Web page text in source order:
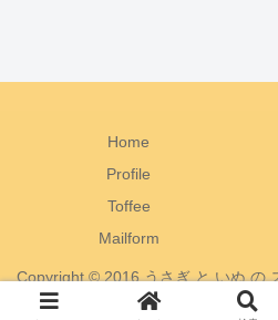
Home
Profile
Toffee
Mailform
Copyright © 2016 うさぎ と いぬ の
Reserved.